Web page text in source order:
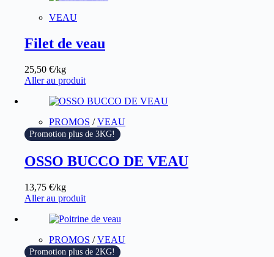
VEAU
Filet de veau
25,50 €/kg
Aller au produit
PROMOS /VEAU
Promotion plus de 3KG!
OSSO BUCCO DE VEAU
13,75 €/kg
Aller au produit
PROMOS /VEAU
Promotion plus de 2KG!